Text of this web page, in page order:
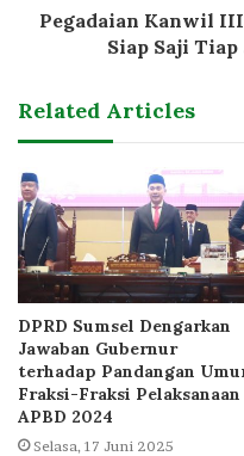
Pegadaian Kanwil
Siap Saji Tiap
Related Articles
DPRD Sumsel Dengarkan
Jawaban Gubernur
terhadap Pandangan
Fraksi-Fraksi Pelaksanaan
APBD 2024
Selasa, 17 Juni 2025